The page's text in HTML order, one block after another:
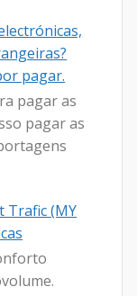
pagar.
pagar as
pagar as
Trafic (MY